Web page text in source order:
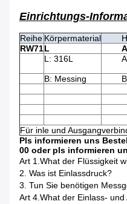
Einrichtungs-
Reihe Körpermaterial
RW71L A
L: 316L
A
B: Messing B
Für inle und
Pls informieren uns
00 oder pls informieren
Art 1.What der Flüssigkeit
2. Was ist Einlassdruck?
3. Tun Sie benötigen
Art 4.What der Einlass-